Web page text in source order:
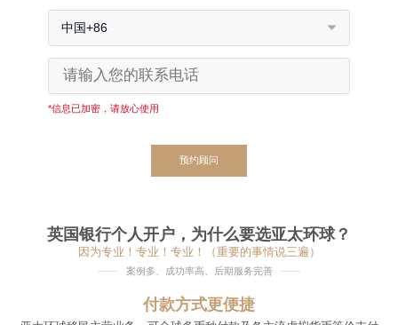
中国+86
*信息已加密，请放心使用
预约顾问
英国银行个人开户，为什么要选亚太环球？
因为专业！专业！专业！（重要的事情说三遍）
案例多、成功率高、后期服务完善
付款方式更便捷